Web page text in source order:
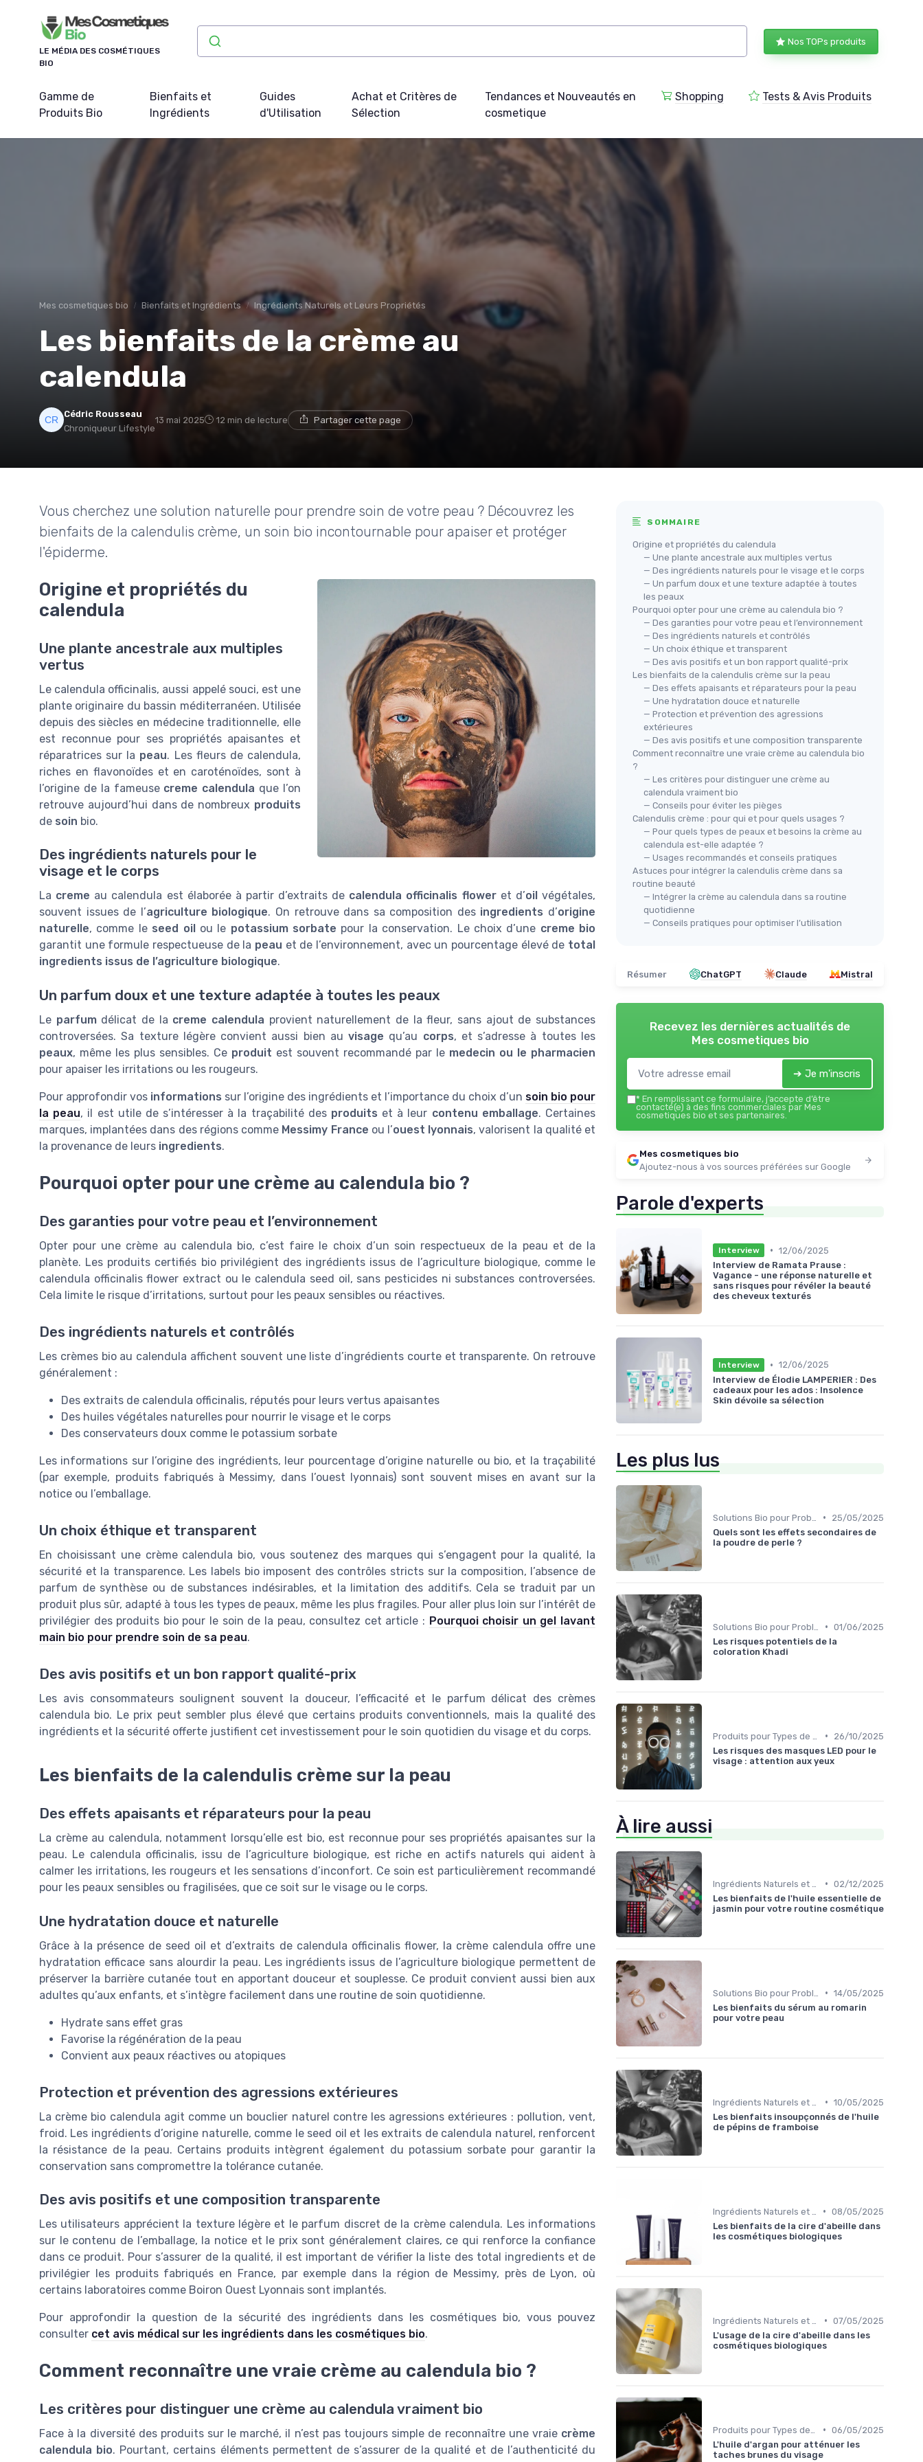
LE MÉDIA DES COSMÉTIQUES
BIO
Nos TOPs produits
Gamme de
Produits Bio
Bienfaits et
Ingrédients
Guides
d'Utilisation
Achat et Critères de
Sélection
Tendances et Nouveautés en
cosmetique
Shopping Tests & Avis Produits
Mes cosmetiques bio Bienfaits et Ingrédients Ingrédients Naturels et Leurs Propriétés
Les bienfaits de la crème au
calendula
Cédric Rousseau
Chroniqueur Lifestyle
13 mai 2025 12 min de lecture Partager cette page
Vous cherchez une solution naturelle pour prendre soin de votre peau ? Découvrez les
bienfaits de la calendulis crème, un soin bio incontournable pour apaiser et protéger
l'épiderme.
Origine et propriétés du
calendula
Une plante ancestrale aux multiples
vertus
Le calendula officinalis, aussi appelé souci, est une
plante originaire du bassin méditerranéen. Utilisée
depuis des siècles en médecine traditionnelle, elle
est reconnue pour ses propriétés apaisantes et
réparatrices sur la peau. Les fleurs de calendula,
riches en flavonoïdes et en caroténoïdes, sont à
l’origine de la fameuse creme calendula que l’on
retrouve aujourd’hui dans de nombreux produits
de soin bio.
Des ingrédients naturels pour le
visage et le corps
La creme au calendula est élaborée à partir d’extraits de calendula officinalis floweret d’oil végétales,
souvent issues de l’agriculture biologique. On retrouve dans sa composition des ingredients d’origine
naturelle, comme le seed oil ou le potassium sorbate pour la conservation. Le choix d’une creme bio
garantit une formule respectueuse de la peau et de l’environnement, avec un pourcentage élevé de total
ingredients issus de l’agriculture biologique.
Un parfum doux et une texture adaptée à toutes les peaux
Le parfumdélicat de la creme calendula provient naturellement de la fleur, sans ajout de substances
controversées. Sa texture légère convient aussi bien auvisage qu’au corps, et s’adresse à toutes les
peaux, même les plus sensibles. Ce produit est souvent recommandé par le medecin ou le pharmacien
pour apaiser les irritations ou les rougeurs.
Pour approfondir vos informations sur l’origine des ingrédients et l’importance du choix d’un soin bio pour
la peau, il est utile de s’intéresser à la traçabilité des produits et à leur contenu emballage. Certaines
marques, implantées dans des régions comme Messimy France ou l’ouest lyonnais, valorisent la qualité et
la provenance de leurs ingredients.
Pourquoi opter pour une crème au calendula bio ?
Des garanties pour votre peau et l’environnement
Opter pour une crème au calendula bio, c’est faire le choix d’un soin respectueux de la peau et de la
planète. Les produits certifiés bio privilégient des ingrédients issus de l’agriculture biologique, comme le
calendula officinalis flower extract ou le calendula seed oil, sans pesticides ni substances controversées.
Cela limite le risque d’irritations, surtout pour les peaux sensibles ou réactives.
Des ingrédients naturels et contrôlés
Les crèmes bio au calendula affichent souvent une liste d’ingrédients courte et transparente. On retrouve
généralement :
Des extraits de calendula officinalis, réputés pour leurs vertus apaisantes
Des huiles végétales naturelles pour nourrir le visage et le corps
Des conservateurs doux comme le potassium sorbate
Les informations sur l’origine des ingrédients, leur pourcentage d’origine naturelle ou bio, et la traçabilité
(par exemple, produits fabriqués à Messimy, dans l’ouest lyonnais) sont souvent mises en avant sur la
notice ou l’emballage.
Un choix éthique et transparent
En choisissant une crème calendula bio, vous soutenez des marques qui s’engagent pour la qualité, la
sécurité et la transparence. Les labels bio imposent des contrôles stricts sur la composition, l’absence de
parfum de synthèse ou de substances indésirables, et la limitation des additifs. Cela se traduit par un
produit plus sûr, adapté à tous les types de peaux, même les plus fragiles. Pour aller plus loin sur l’intérêt de
privilégier des produits bio pour le soin de la peau, consultez cet article : Pourquoi choisir un gel lavant
main bio pour prendre soin de sa peau.
Des avis positifs et un bon rapport qualité-prix
Les avis consommateurs soulignent souvent la douceur, l’efficacité et le parfum délicat des crèmes
calendula bio. Le prix peut sembler plus élevé que certains produits conventionnels, mais la qualité des
ingrédients et la sécurité offerte justifient cet investissement pour le soin quotidien du visage et du corps.
Les bienfaits de la calendulis crème sur la peau
Des effets apaisants et réparateurs pour la peau
La crème au calendula, notamment lorsqu’elle est bio, est reconnue pour ses propriétés apaisantes sur la
peau. Le calendula officinalis, issu de l’agriculture biologique, est riche en actifs naturels qui aident à
calmer les irritations, les rougeurs et les sensations d’inconfort. Ce soin est particulièrement recommandé
pour les peaux sensibles ou fragilisées, que ce soit sur le visage ou le corps.
Une hydratation douce et naturelle
Grâce à la présence de seed oil et d’extraits de calendula officinalis flower, la crème calendula offre une
hydratation efficace sans alourdir la peau. Les ingrédients issus de l’agriculture biologique permettent de
préserver la barrière cutanée tout en apportant douceur et souplesse. Ce produit convient aussi bien aux
adultes qu’aux enfants, et s’intègre facilement dans une routine de soin quotidienne.
Hydrate sans effet gras
Favorise la régénération de la peau
Convient aux peaux réactives ou atopiques
Protection et prévention des agressions extérieures
La crème bio calendula agit comme un bouclier naturel contre les agressions extérieures : pollution, vent,
froid. Les ingrédients d’origine naturelle, comme le seed oil et les extraits de calendula naturel, renforcent
la résistance de la peau. Certains produits intègrent également du potassium sorbate pour garantir la
conservation sans compromettre la tolérance cutanée.
Des avis positifs et une composition transparente
Les utilisateurs apprécient la texture légère et le parfum discret de la crème calendula. Les informations
sur le contenu de l’emballage, la notice et le prix sont généralement claires, ce qui renforce la confiance
dans ce produit. Pour s’assurer de la qualité, il est important de vérifier la liste des total ingredients et de
privilégier les produits fabriqués en France, par exemple dans la région de Messimy, près de Lyon, où
certains laboratoires comme Boiron Ouest Lyonnais sont implantés.
Pour approfondir la question de la sécurité des ingrédients dans les cosmétiques bio, vous pouvez
consulter cet avis médical sur les ingrédients dans les cosmétiques bio.
Comment reconnaître une vraie crème au calendula bio ?
Les critères pour distinguer une crème au calendula vraiment bio
Face à la diversité des produits sur le marché, il n’est pas toujours simple de reconnaître une vraie crème
calendula bio. Pourtant, certains éléments permettent de s’assurer de la qualité et de l’authenticité du
SOMMAIRE
Origine et propriétés du calendula
— Une plante ancestrale aux multiples vertus
— Des ingrédients naturels pour le visage et le corps
— Un parfum doux et une texture adaptée à toutes
les peaux
Pourquoi opter pour une crème au calendula bio ?
— Des garanties pour votre peau et l’environnement
— Des ingrédients naturels et contrôlés
— Un choix éthique et transparent
— Des avis positifs et un bon rapport qualité-prix
Les bienfaits de la calendulis crème sur la peau
— Des effets apaisants et réparateurs pour la peau
— Une hydratation douce et naturelle
— Protection et prévention des agressions
extérieures
— Des avis positifs et une composition transparente
Comment reconnaître une vraie crème au calendula bio
?
— Les critères pour distinguer une crème au
calendula vraiment bio
— Conseils pour éviter les pièges
Calendulis crème : pour qui et pour quels usages ?
— Pour quels types de peaux et besoins la crème au
calendula est-elle adaptée ?
— Usages recommandés et conseils pratiques
Astuces pour intégrer la calendulis crème dans sa
routine beauté
— Intégrer la crème au calendula dans sa routine
quotidienne
— Conseils pratiques pour optimiser l’utilisation
Résumer ChatGPT Claude Mistral
Recevez les dernières actualités de
Mes cosmetiques bio
➔ Je m'inscris
* En remplissant ce formulaire, j’accepte d’être
contacté(e) à des fins commerciales par Mes
cosmetiques bio et ses partenaires.
Mes cosmetiques bio
Ajoutez-nous à vos sources préférées sur Google
Parole d'experts
Interview • 12/06/2025
Interview de Ramata Prause :
Vagance - une réponse naturelle et
sans risques pour révéler la beauté
des cheveux texturés
Interview • 12/06/2025
Interview de Élodie LAMPERIER : Des
cadeaux pour les ados : Insolence
Skin dévoile sa sélection
Les plus lus
•
25/05/2025
Quels sont les effets secondaires de
la poudre de perle ?
• 01/06/2025
Les risques potentiels de la
coloration Khadi
•
26/10/2025
Les risques des masques LED pour le
visage : attention aux yeux
À lire aussi
• 02/12/2025
Les bienfaits de l'huile essentielle de
jasmin pour votre routine cosmétique
• 14/05/2025
Les bienfaits du sérum au romarin
pour votre peau
• 10/05/2025
Les bienfaits insoupçonnés de l'huile
de pépins de framboise
• 08/05/2025
Les bienfaits de la cire d'abeille dans
les cosmétiques biologiques
• 07/05/2025
L'usage de la cire d'abeille dans les
cosmétiques biologiques
• 06/05/2025
L'huile d'argan pour atténuer les
taches brunes du visage